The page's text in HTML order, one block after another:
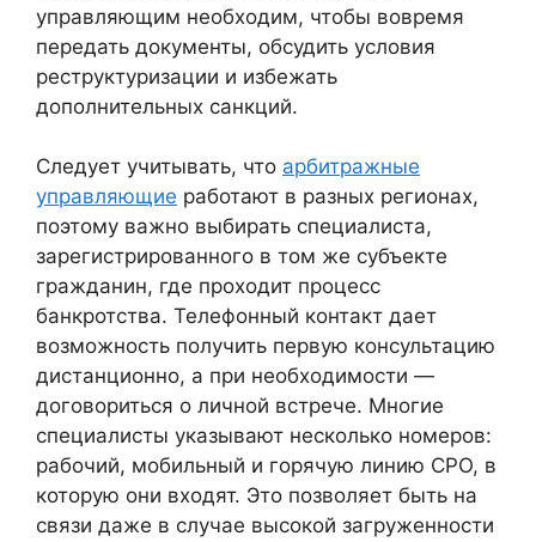
управляющим необходим, чтобы вовремя
передать документы, обсудить условия
реструктуризации и избежать
дополнительных санкций.
Следует учитывать, что арбитражные
управляющие работают в разных регионах,
поэтому важно выбирать специалиста,
зарегистрированного в том же субъекте
гражданин, где проходит процесс
банкротства. Телефонный контакт дает
возможность получить первую консультацию
дистанционно, а при необходимости —
договориться о личной встрече. Многие
специалисты указывают несколько номеров:
рабочий, мобильный и горячую линию СРО, в
которую они входят. Это позволяет быть на
связи даже в случае высокой загруженности